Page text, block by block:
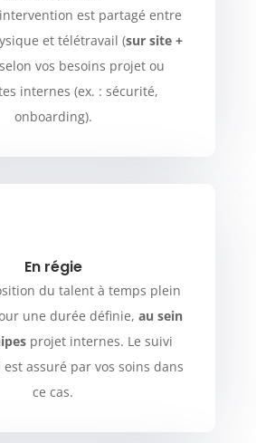
est partagé entre
et télétravail (sur site +
vos besoins projet ou
internes (ex. : sécurité,
onboarding).
En régie
du talent à temps plein
une durée définie, au sein
projet internes. Le suivi
assuré par vos soins dans
ce cas.